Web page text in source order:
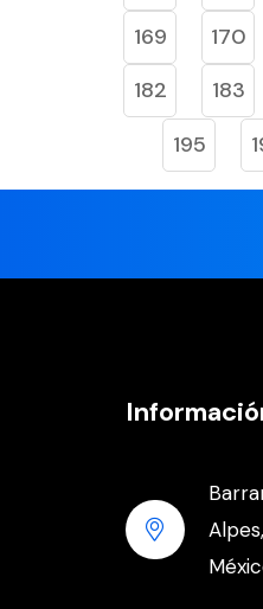
169
170
182
183
195